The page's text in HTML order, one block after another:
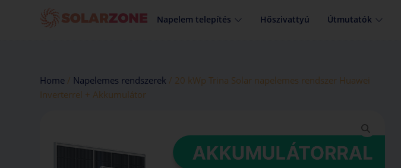
Napelem telepítés Hőszivattyú Útmutatók
Home / Napelemes rendszerek / 20 kWp Trina Solar napelemes rendszer Huawei
Inverterrel + Akkumulátor